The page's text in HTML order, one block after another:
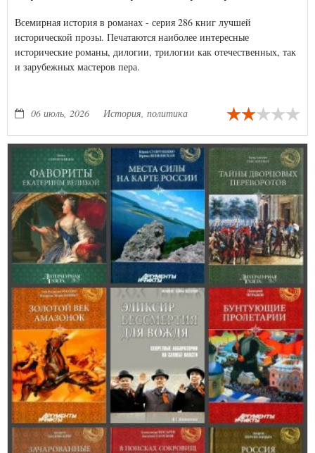
Всемирная история в романах - серия 286 книг лучшей
исторической прозы. Печатаются наиболее интересные
исторические романы, дилогии, трилогии как отечественных, так
и зарубежных мастеров пера.
06 июль, 2026 История, политика